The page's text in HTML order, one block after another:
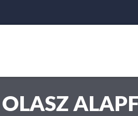
OLASZ